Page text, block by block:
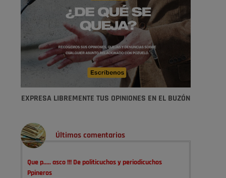
EXPRESA LIBREMENTE TUS OPINIONES EN EL BUZÓN
Últimos comentarios
Que p..... asco !!! De politicuchos y periodicuchos
Ppineros